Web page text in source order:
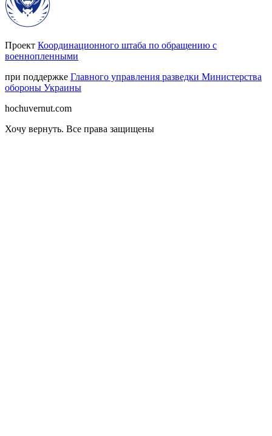
Проект Координационного штаба по обращению с
военнопленными
при поддержке Главного управления разведки Министерства
обороны Украины
hochuvernut.com
Хочу вернуть. Все права защищены